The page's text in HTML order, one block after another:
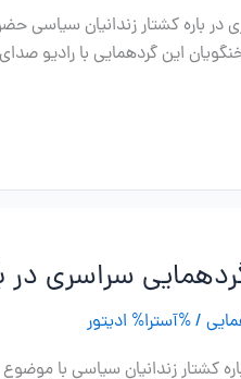
در باره کشتار زندانیان سیاسی
این گردهمایی با رادیو
سراسری در
/ %آسترا% ادیتور